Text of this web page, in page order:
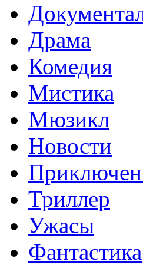
Драма
Комедия
Мистика
Мюзикл
Новости
Триллер
Ужасы
Фантастика